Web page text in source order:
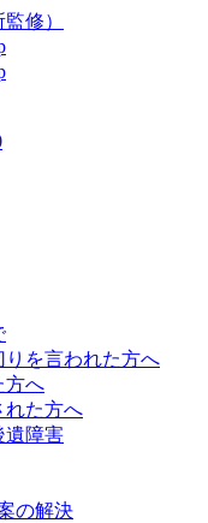
を言われた方へ
方へ
れた方へ
遺障害
の解決